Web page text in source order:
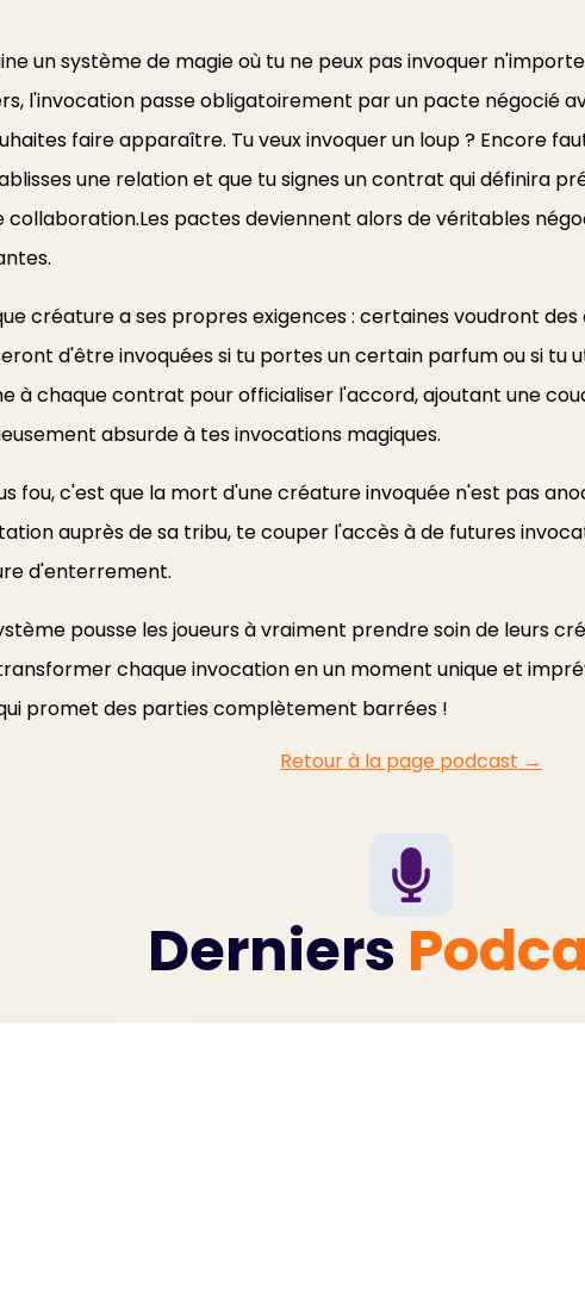
un système de magie où tu ne peux pas invoquer
l'invocation passe obligatoirement par un pacte négocié
faire apparaître. Tu veux invoquer un loup ? Encore
une relation et que tu signes un contrat qui définira
collaboration.Les pactes deviennent alors de véritables
créature a ses propres exigences : certaines voudront
d'être invoquées si tu portes un certain parfum ou si tu
à chaque contrat pour officialiser l'accord, ajoutant une
absurde à tes invocations magiques.
fou, c'est que la mort d'une créature invoquée n'est pas
auprès de sa tribu, te couper l'accès à de futures
d'enterrement.
pousse les joueurs à vraiment prendre soin de leurs
chaque invocation en un moment unique et
promet des parties complètement barrées !
Retour à la page podcast →
Derniers